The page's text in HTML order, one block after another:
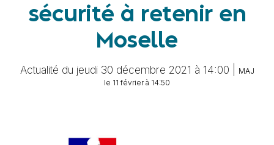
sécurité à retenir en
Moselle
Actualité du jeudi 30 décembre 2021 à 14:00 |
MAJ
le 11 février à 14:50